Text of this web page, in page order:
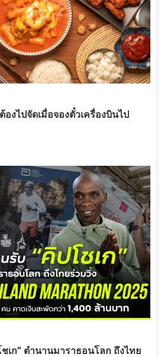
องไปจัดเมื่อจองตั๋วเครื่องบินไป
เก” ตำนานมาราธอนโลก ถึงไทย